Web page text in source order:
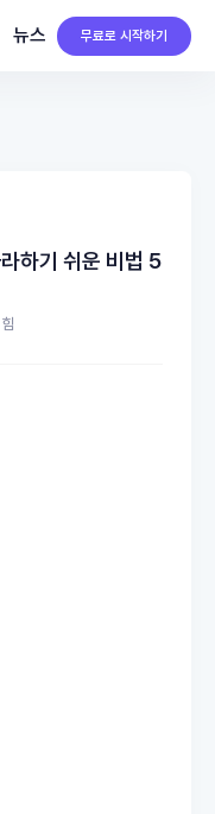
뉴스 무료로 시작하기
하기 쉬운 비법 5